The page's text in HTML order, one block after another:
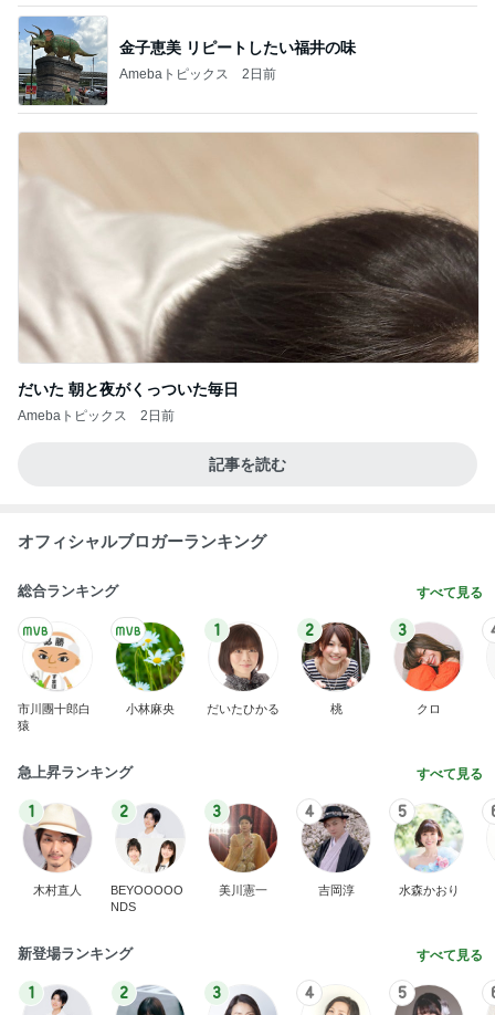
金子恵美 リピートしたい福井の味
Amebaトピックス 2日前
だいた 朝と夜がくっついた毎日
Amebaトピックス 2日前
記事を読む
オフィシャルブロガーランキング
総合ランキング すべて見る
市川團十郎白
猿
小林麻央
1
だいたひかる
2
桃
3
クロ
急上昇ランキング すべて見る
1
木村直人
2
BEYOOOOO
NDS
3
美川憲一
4
吉岡淳
5
水森かおり
新登場ランキング すべて見る
1 2 3 4 5